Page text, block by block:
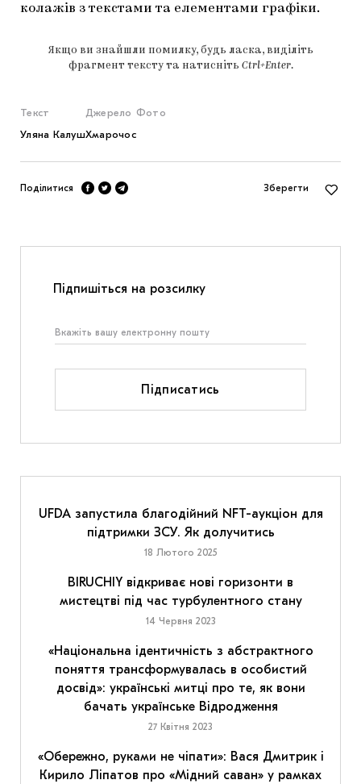
колажів з текстами та елементами графіки.
Якщо ви знайшли помилку, будь ласка, виділіть
фрагмент тексту та натисніть Ctrl+Enter.
Текст
Уляна Калуш
Джерело
Хмарочос
Фото
Поділитися Зберегти
Підпишіться на розсилку
Підписатись
UFDA запустила благодійний NFT-аукціон для
підтримки ЗСУ. Як долучитись
18 Лютого 2025
BIRUCHIY відкриває нові горизонти в
мистецтві під час турбулентного стану
14 Червня 2023
«Національна ідентичність з абстрактного
поняття трансформувалась в особистий
досвід»: українські митці про те, як вони
бачать українське Відродження
27 Квітня 2023
«Обережно, руками не чіпати»: Вася Дмитрик і
Кирило Ліпатов про «Мідний саван» у рамках